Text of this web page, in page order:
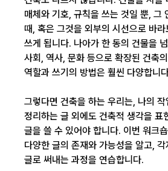
매체와 기호, 규칙을 쓰는 것일 뿐, 그
때, 혹은 그것을 외부의 시선으로 바
쓰게 됩니다. 나아가 한 동의 건물을
사회, 역사, 문화 등으로 확장된 건축
역할과 쓰기의 방법은 훨씬 다양합니
그렇다면 건축을 하는 우리는, 나의
정리하는 글 외에도 건축적 생각을 표
글을 쓸 수 있어야 합니다. 이번 워크
다양한 글의 존재와 가능성을 알고, 각
글로 써내는 과정을 연습합니다.